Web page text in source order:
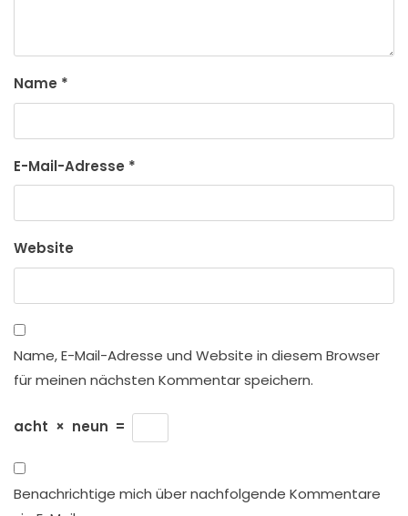
Name *
E-Mail-Adresse *
Website
Name, E-Mail-Adresse und Website in diesem Browser
für meinen nächsten Kommentar speichern.
acht × neun =
Benachrichtige mich über nachfolgende Kommentare